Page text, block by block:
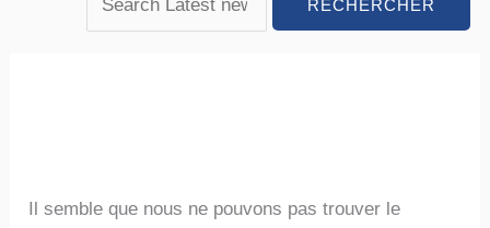
Il semble que nous ne pouvons pas trouver le